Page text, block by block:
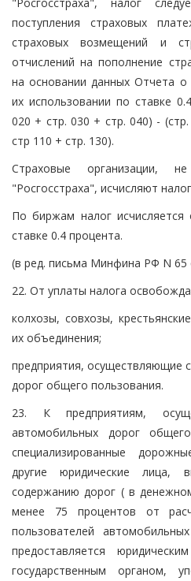
поступления страховых
страховых возмещений и
отчислений на пополнение
на основании данных Отчета о
их использовании по ставке
020 + стр. 030 + стр. 040) -
стр 110 + стр. 130).
Страховые организации,
"Росгосстраха", исчисляют
По биржам налог исчисляется
ставке 0.4 процента.
(в ред. письма Минфина РФ N 65
22. От уплаты налога
колхозы, совхозы,
их объединения;
предприятия, осуществляющие
дорог общего пользования.
23. К предприятиям,
автомобильных дорог
специализированные
другие юридические лица,
содержанию дорог ( в
менее 75 процентов от
пользователей
предоставляется
государственным органом,